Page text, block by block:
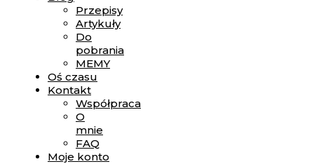
Przepisy
Artykuły
Do
pobrania
MEMY
Oś czasu
Kontakt
Współpraca
O
mnie
FAQ
Moje konto